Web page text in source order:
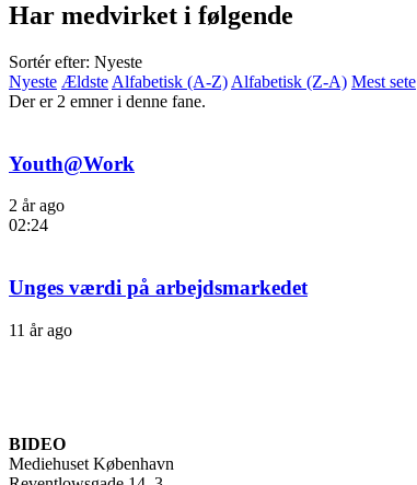
Har medvirket i følgende
Sortér efter: Nyeste
Nyeste Ældste Alfabetisk (A-Z) Alfabetisk (Z-A) Mest sete
Der er 2 emner i denne fane.
Youth@Work
2 år ago
02:24
Unges værdi på arbejdsmarkedet
11 år ago
BIDEO
Mediehuset København